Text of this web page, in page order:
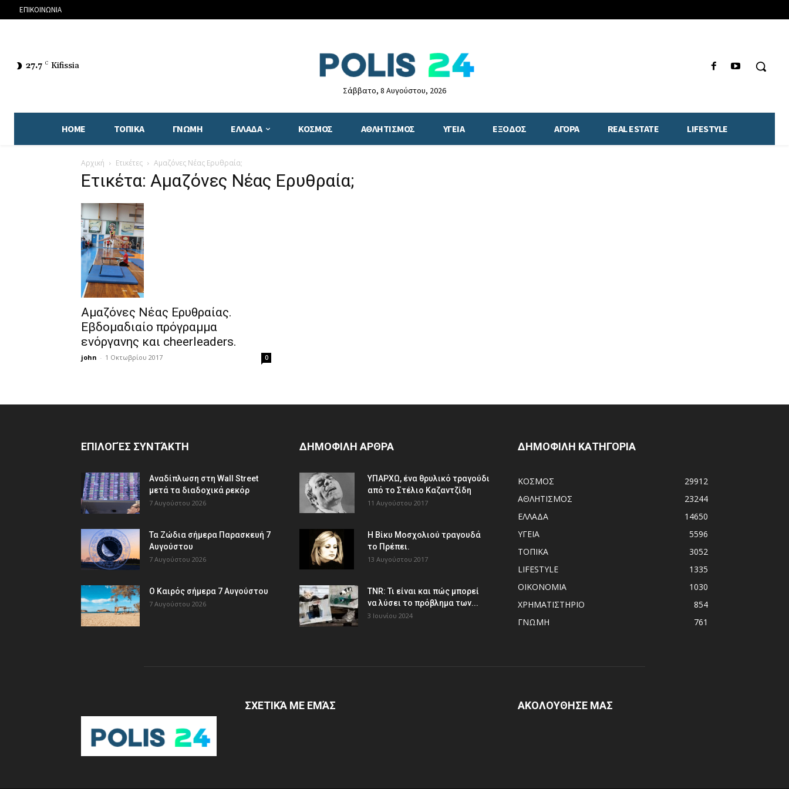
ΕΠΙΚΟΙΝΩΝΙΑ
27.7 C Kifissia
Σάββατο, 8 Αυγούστου, 2026
HOME ΤΟΠΙΚΑ ΓΝΩΜΗ ΕΛΛΑΔΑ ΚΟΣΜΟΣ ΑΘΛΗΤΙΣΜΟΣ ΥΓΕΙΑ ΕΞΟΔΟΣ ΑΓΟΡΑ REAL ESTATE LIFESTYLE
Αρχική Ετικέτες Αμαζόνες Νέας Ερυθραία;
Ετικέτα: Αμαζόνες Νέας Ερυθραία;
Αμαζόνες Νέας Ερυθραίας.
Εβδομαδιαίο πρόγραμμα
ενόργανης και cheerleaders.
john - 1 Οκτωβρίου 2017 0
ΕΠΙΛΟΓΈΣ ΣΥΝΤΆΚΤΗ
Αναδίπλωση στη Wall Street
μετά τα διαδοχικά ρεκόρ
7 Αυγούστου 2026
Τα Ζώδια σήμερα Παρασκευή 7
Αυγούστου
7 Αυγούστου 2026
Ο Καιρός σήμερα 7 Αυγούστου
7 Αυγούστου 2026
ΔΗΜΟΦΙΛΗ ΑΡΘΡΑ
ΥΠΑΡΧΩ, ένα θρυλικό τραγούδι
από το Στέλιο Καζαντζίδη
11 Αυγούστου 2017
Η Βίκυ Μοσχολιού τραγουδά
το Πρέπει.
13 Αυγούστου 2017
TNR: Τι είναι και πώς μπορεί
να λύσει το πρόβλημα των...
3 Ιουνίου 2024
ΔΗΜΟΦΙΛΗ ΚΑΤΗΓΟΡΙΑ
ΚΟΣΜΟΣ
29912
ΑΘΛΗΤΙΣΜΟΣ
23244
ΕΛΛΑΔΑ
14650
ΥΓΕΙΑ
5596
ΤΟΠΙΚΑ
3052
LIFESTYLE
1335
ΟΙΚΟΝΟΜΙΑ
1030
ΧΡΗΜΑΤΙΣΤΗΡΙΟ
854
ΓΝΩΜΗ
761
ΣΧΕΤΙΚΆ ΜΕ ΕΜΆΣ ΑΚΟΛΟΥΘΗΣΕ ΜΑΣ